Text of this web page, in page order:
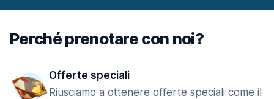
Perché prenotare con noi?
Offerte speciali
Riusciamo a ottenere offerte speciali come il